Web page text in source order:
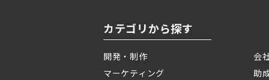
カテゴリから探す
開発・制作
マーケティング
会
助